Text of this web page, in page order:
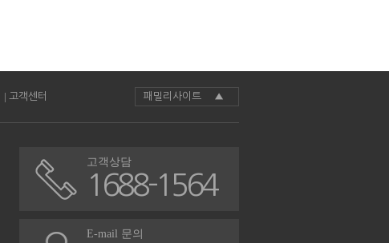
| 고객센터 패밀리사이트 ▲
고객상담
1688-1564
E-mail 문의